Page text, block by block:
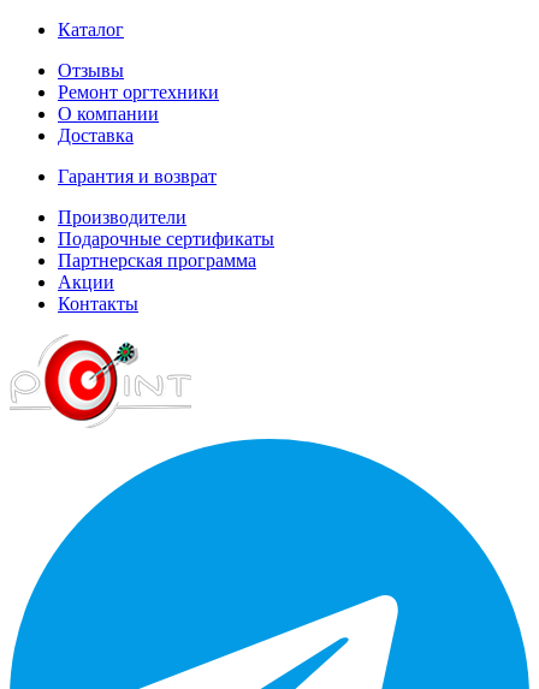
Каталог
Отзывы
Ремонт оргтехники
О компании
Доставка
Гарантия и возврат
Производители
Подарочные сертификаты
Партнерская программа
Акции
Контакты